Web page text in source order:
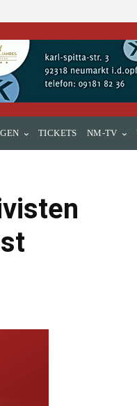
TICKETS NM-TV